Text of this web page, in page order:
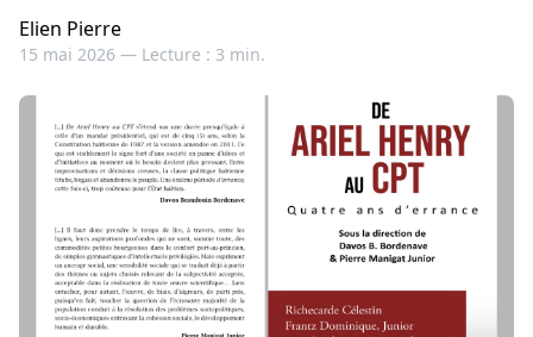
Elien Pierre
15 mai 2026 — Lecture : 3 min.